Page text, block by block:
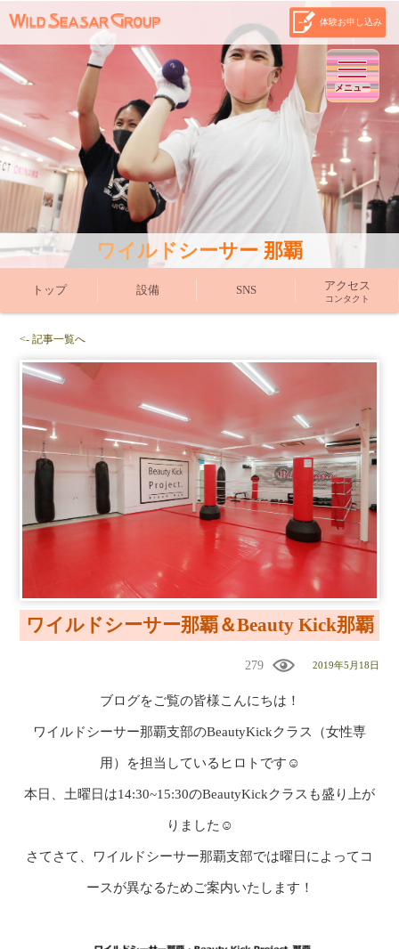
体験お申し込み
メニュー
ワイルドシーサー 那覇
トップ 設備 SNS アクセス
コンタクト
<- 記事一覧へ
ワイルドシーサー那覇＆Beauty Kick那覇
2019年5月18日
279
ブログをご覧の皆様こんにちは！
ワイルドシーサー那覇支部のBeautyKickクラス（女性専
用）を担当しているヒロトです☺
本日、土曜日は14:30~15:30のBeautyKickクラスも盛り上が
りました☺
さてさて、ワイルドシーサー那覇支部では曜日によってコ
ースが異なるためご案内いたします！